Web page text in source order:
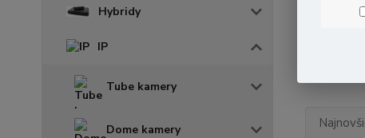
Hybridy
IP
Tube kamery
Dome kamery